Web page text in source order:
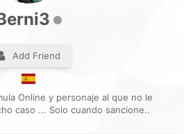
Add Friend
Online y personaje al que no le
caso ... Solo cuando sancione..